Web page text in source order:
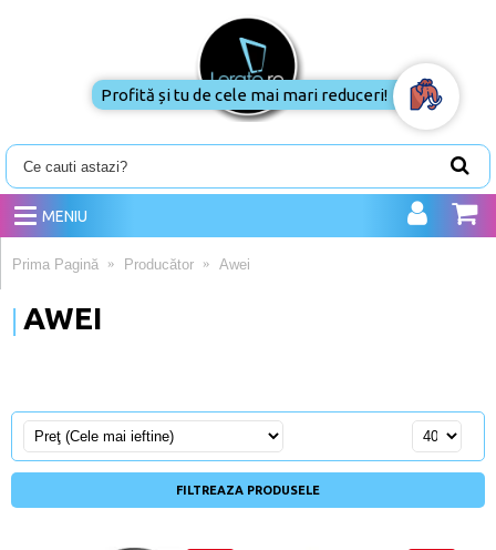
MENIU
Prima Pagină Producător Awei
AWEI
FILTREAZA PRODUSELE
Profită și tu de cele mai mari reduceri!